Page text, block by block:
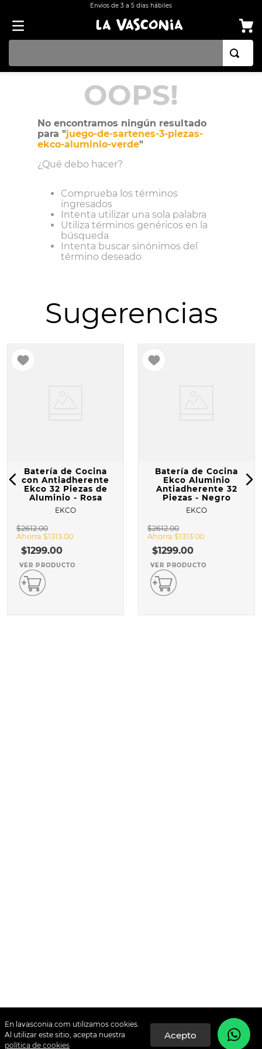
Envíos de 3 a 5 días hábiles
En lavasconia.com utilizamos cookies.
Al utilizar este sitio, acepta nuestra
política de cookies
OOPS!
No encontramos ningún resultado
para "juego-de-sartenes-3-piezas-
ekco-aluminio-verde"
¿Qué debo hacer?
Comprueba los términos
ingresados
Intenta utilizar una sola palabra
Utiliza términos genéricos en la
búsqueda
Intenta buscar sinónimos del
término deseado
Sugerencias
Batería de Cocina
con Antiadherente
Ekco 32 Piezas de
Aluminio - Rosa
EKCO
$2612.00
Ahorra $1313.00
$1299.00
VER PRODUCTO
Batería de Cocina
Ekco Aluminio
Antiadherente 32
Piezas - Negro
EKCO
$2612.00
Ahorra $1313.00
$1299.00
VER PRODUCTO
BATERÍA COCINA EKCO ALUMINIO ANTIADHERENTE 32 PIEZAS
BATERÍA COCINA CON ANTIADHERENTE EKCO 32 PIEZAS ALUMINIO
OLLA
ARROCERA
INDUCCIÓN
VAPORERAS
ACERO INOXIDABLE
BATERÍA